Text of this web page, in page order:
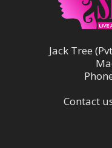
Jack Tree
Contact